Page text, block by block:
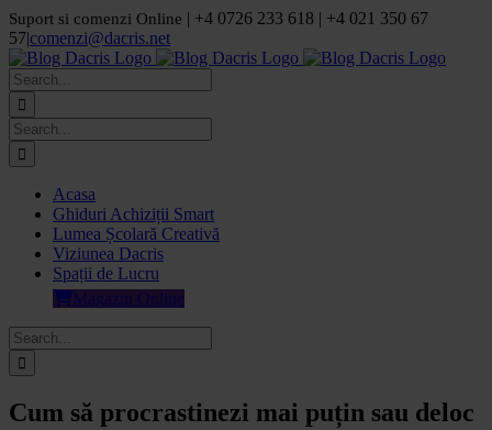
Skip
to
content
Suport si comenzi Online | +4 0726 233 618 | +4 021 350 67
57|comenzi@dacris.net
Facebook
LinkedIn
YouTube
Pinterest
Search
for:
Search
for:
Acasa
Ghiduri Achiziții Smart
Lumea Școlară Creativă
Viziunea Dacris
Spații de Lucru
Magazin Online
Search
for:
Cum să procrastinezi mai puțin sau deloc